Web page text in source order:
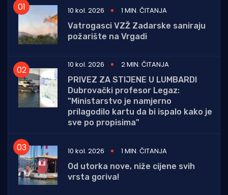
10 kol. 2026
1 MIN. ČITANJA
Vatrogasci VZŽ Zadarske saniraju
požarište na Vrgadi
10 kol. 2026
2 MIN. ČITANJA
PRIVEZ ZA STIJENE U LUMBARDI
Dubrovački profesor Legaz:
"Ministarstvo je namjerno
prilagodilo kartu da bi ispalo kako je
sve po propisima"
10 kol. 2026
1 MIN. ČITANJA
Od utorka nove, niže cijene svih
vrsta goriva!